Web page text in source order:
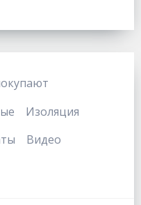
Изоляция
Видео